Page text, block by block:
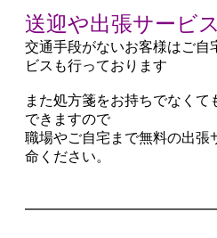
送迎や出張サービ
交通手段がないお客様はご自
ビスも行っております
また処方箋をお持ちでなく
できますので
職場やご自宅まで無料の出張
命ください。